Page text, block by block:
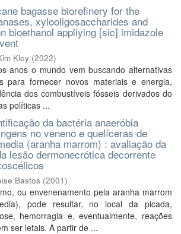
bagasse biorefinery for the
xylooligosaccharides and
bioethanol appliying [sic] imidazole
Kley (2022)
anos o mundo vem buscando alternativas
para fornecer novos materiais e energia,
dos combustíveis fósseis derivados do
políticas ...
da bactéria anaeróbia
no veneno e quelíceras de
(aranha marrom) : avaliação da
lesão dermonecrótica decorrente
Bastos (2001)
ou envenenamento pela aranha marrom
pode resultar, no local da picada,
hemorragia e, eventualmente, reações
ser letais. A partir de ...